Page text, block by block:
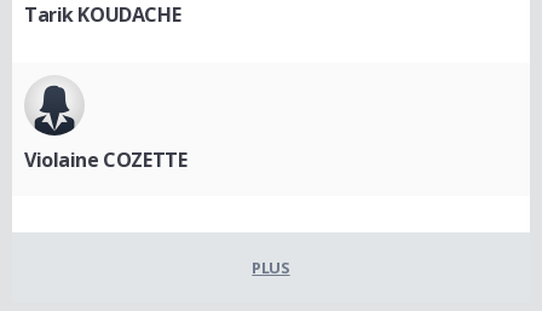
Tarik KOUDACHE
Violaine COZETTE
PLUS